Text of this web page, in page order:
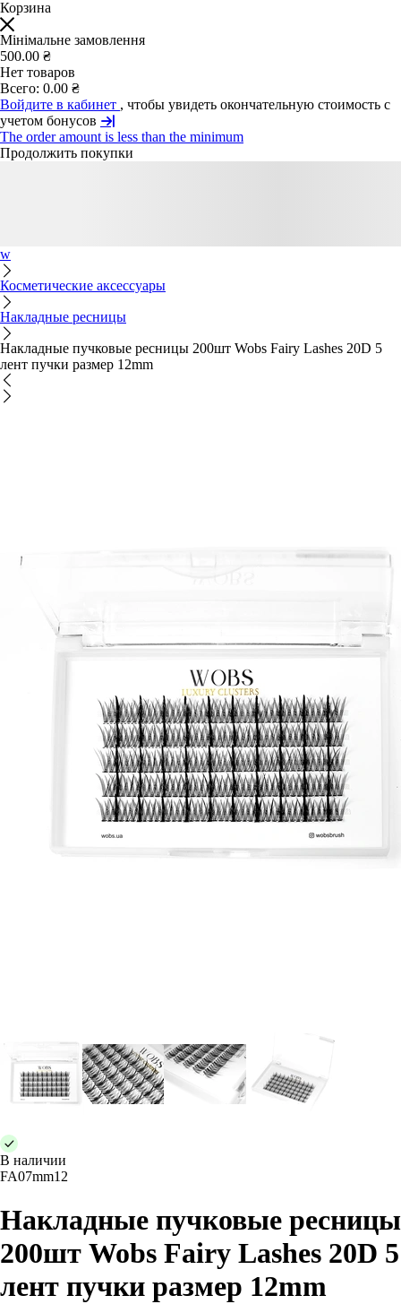
Корзина
Мінімальне замовлення
500.00 ₴
Нет товаров
Всего: 0.00 ₴
Войдите в кабинет , чтобы увидеть окончательную стоимость с
учетом бонусов
The order amount is less than the minimum
Продолжить покупки
w
Косметические аксессуары
Накладные ресницы
Накладные пучковые ресницы 200шт Wobs Fairy Lashes 20D 5
лент пучки размер 12mm
В наличии
FA07mm12
Накладные пучковые ресницы
200шт Wobs Fairy Lashes 20D 5
лент пучки размер 12mm